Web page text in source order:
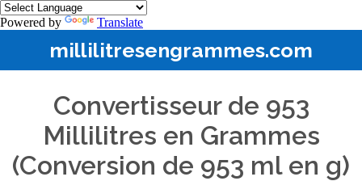
Powered by Translate
millilitresengrammes.com
Convertisseur de 953
Millilitres en Grammes
(Conversion de 953 ml en g)